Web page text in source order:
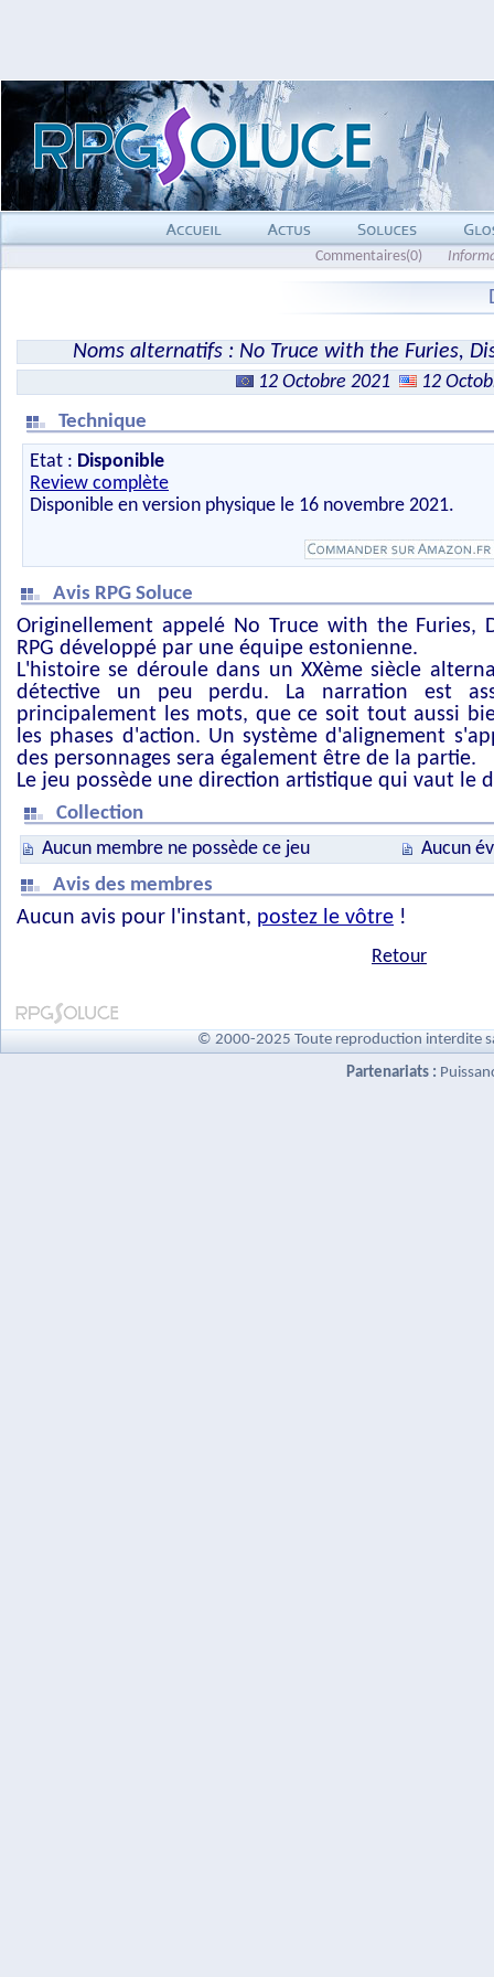
Commentaires(0)
Noms alternatifs : No Truce with the Furies,
12 Octobre 2021
12
Technique
Etat : Disponible
Review complète
Disponible en version physique le 16 novembre 2021.
Avis RPG Soluce
Originellement appelé No Truce with the Furies,
RPG développé par une équipe estonienne.
L'histoire se déroule dans un XXème siècle
détective un peu perdu. La narration est
principalement les mots, que ce soit tout aussi
les phases d'action. Un système d'alignement
des personnages sera également être de la partie.
Le jeu possède une direction artistique qui vaut le
Collection
Aucun membre ne possède ce jeu
Aucun
Avis des membres
Aucun avis pour l'instant, postez le vôtre !
Retour
© 2000-2025 Toute reproduction interdite
Partenariats :